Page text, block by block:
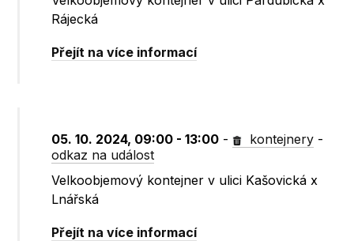
Rájecká
Přejít na více informací
05. 10. 2024, 09:00 - 13:00 - kontejnery -
odkaz na událost
Velkoobjemový kontejner v ulici Kašovická x
Lnářská
Přejít na více informací